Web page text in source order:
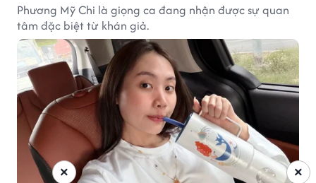
Phương Mỹ Chi là giọng ca đang nhận được sự quan
tâm đặc biệt từ khán giả.
×
×